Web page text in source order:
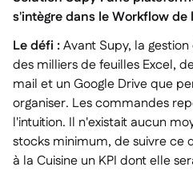
s'intègre dans le Workflow de
Le défi :Avant Supy, la
des milliers de feuilles Excel,
mail et un Google Drive que
organiser. Les commandes
l'intuition. Il n'existait aucun
stocks minimum, de suivre ce
à la Cuisine un KPI dont elle